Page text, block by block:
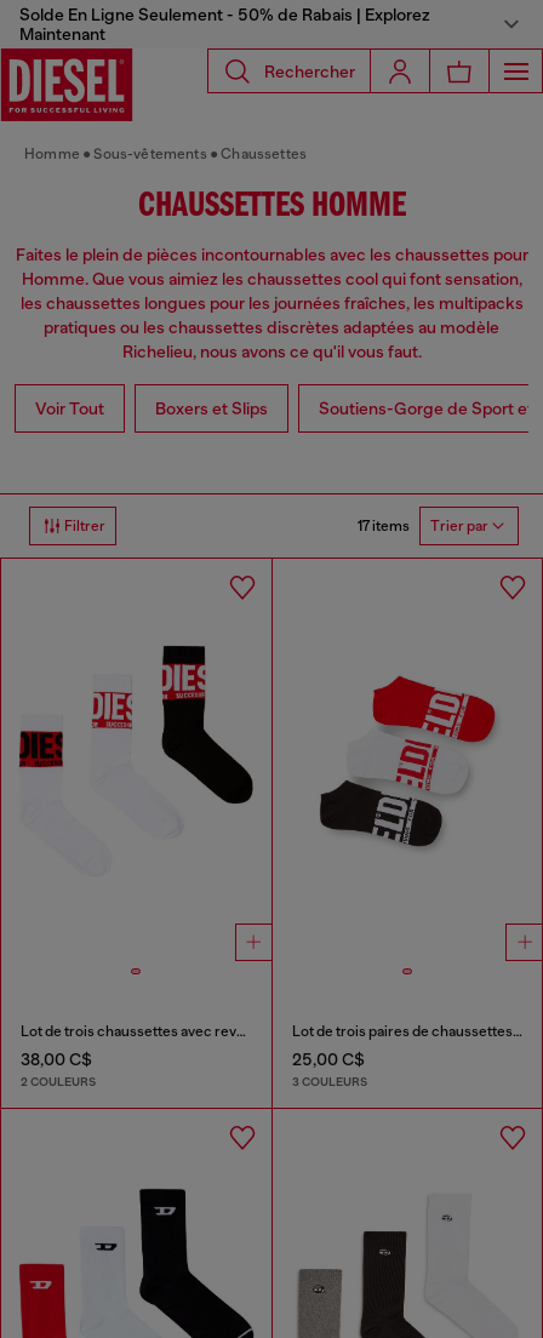
Solde En Ligne Seulement - 50% de Rabais | Explorez
Maintenant
Rechercher
Homme Sous-vêtements Chaussettes
CHAUSSETTES HOMME
Faites le plein de pièces incontournables avec les chaussettes pour
Homme. Que vous aimiez les chaussettes cool qui font sensation,
les chaussettes longues pour les journées fraîches, les multipacks
pratiques ou les chaussettes discrètes adaptées au modèle
Richelieu, nous avons ce qu'il vous faut.
Voir Tout Boxers et Slips Soutiens-Gorge de Sport et
Filtrer 17 items Trier par
Lot de trois chaussettes avec revers à logo
38,00 C$
2 COULEURS
Lot de trois paires de chaussettes basses avec logo
25,00 C$
3 COULEURS